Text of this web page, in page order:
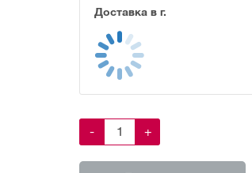
Доставка в г.
- +